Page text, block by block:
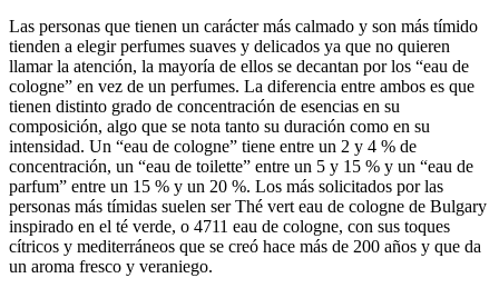
Las personas que tienen un carácter más calmado y son más tímido
tienden a elegir perfumes suaves y delicados ya que no quieren
llamar la atención, la mayoría de ellos se decantan por los “eau de
cologne” en vez de un perfumes. La diferencia entre ambos es que
tienen distinto grado de concentración de esencias en su
composición, algo que se nota tanto su duración como en su
intensidad. Un “eau de cologne” tiene entre un 2 y 4 % de
concentración, un “eau de toilette” entre un 5 y 15 % y un “eau de
parfum” entre un 15 % y un 20 %. Los más solicitados por las
personas más tímidas suelen ser Thé vert eau de cologne de Bulgary
inspirado en el té verde, o 4711 eau de cologne, con sus toques
cítricos y mediterráneos que se creó hace más de 200 años y que da
un aroma fresco y veraniego.